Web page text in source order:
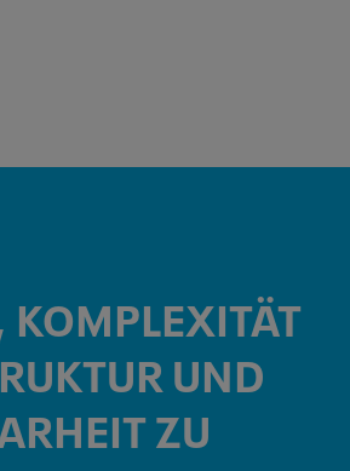
KOMPLEXITÄT
UND
ZU